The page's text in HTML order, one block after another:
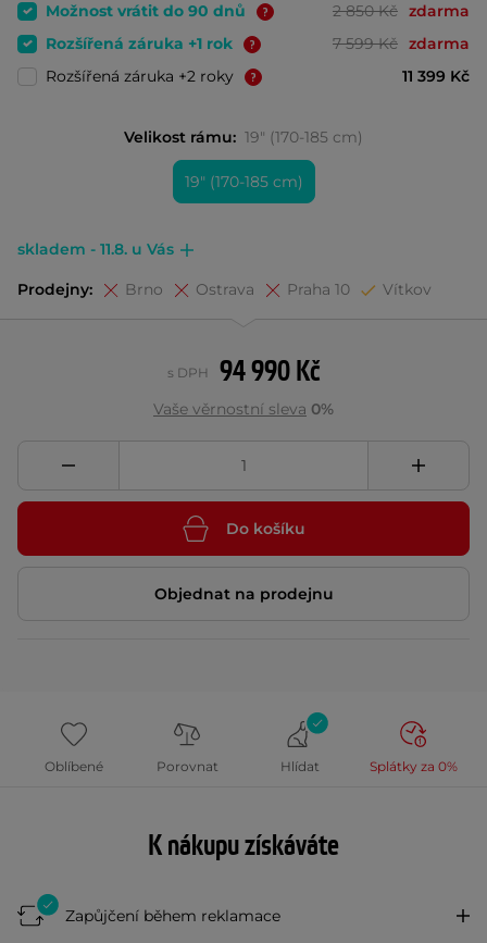
Možnost vrátit do 90 dnů 2 850 Kč zdarma
Rozšířená záruka +1 rok
7 599 Kč zdarma
Rozšířená záruka +2 roky
11 399 Kč
Velikost rámu: 19" (170-185 cm)
19" (170-185 cm)
skladem - 11.8. u Vás
Prodejny: Brno Ostrava Praha 10 Vítkov
94 990 Kč
s DPH
Vaše věrnostní sleva 0%
Do košíku
Objednat na prodejnu
Oblíbené Porovnat Hlídat Splátky za 0%
K nákupu získáváte
Zapůjčení během reklamace